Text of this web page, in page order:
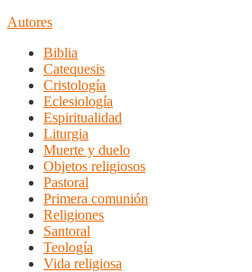
Autores
Biblia
Catequesis
Cristología
Eclesiología
Espiritualidad
Liturgia
Muerte y duelo
Objetos religiosos
Pastoral
Primera comunión
Religiones
Santoral
Teología
Vida religiosa